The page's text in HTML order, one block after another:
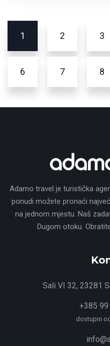
1 2 3
6 7 8
Adamo travel je turistička
ponudi možete pronaći
na jednom mjestu. Naš
Dugom otoku.
Sali VI 32, 23281
+385
dostupni